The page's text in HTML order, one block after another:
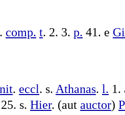
. comp. t. 2. 3. p. 41. e
. eccl. s. Athanas. l.
s. Hier. (aut auctor)